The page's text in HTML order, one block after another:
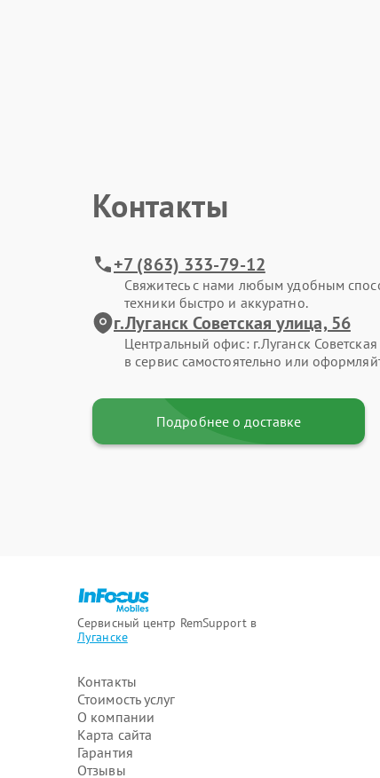
Контакты
+7 (863) 333-79-12
Свяжитесь с нами любым удобным
техники быстро и аккуратно.
г.Луганск Советская улица, 56
Центральный офис: г.Луганск
в сервис самостоятельно или
Подробнее о доставке
Сервисный центр RemSupport в
Луганске
Контакты
Стоимость услуг
О компании
Карта сайта
Гарантия
Отзывы